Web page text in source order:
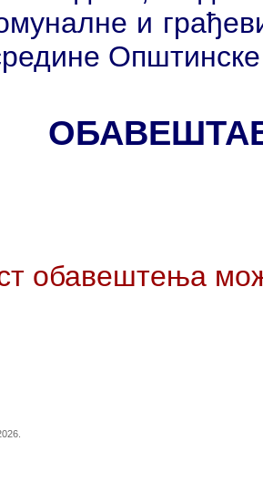
и
обавештења